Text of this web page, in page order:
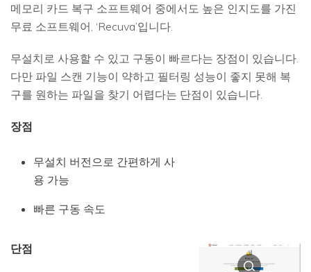
메모리 카드 복구 소프트웨어 중에서도 높은 인지도를 가진
무료 소프트웨어, ‘Recuva’입니다.
무설치로 사용할 수 있고 구동이 빠르다는 장점이 있습니다.
다만 파일 스캔 기능이 약하고 필터링 성능이 좋지 못해 복
구를 원하는 파일을 찾기 어렵다는 단점이 있습니다.
장점
무설치 버전으로 간편하게 사
용 가능
빠른 구동 속도
단점